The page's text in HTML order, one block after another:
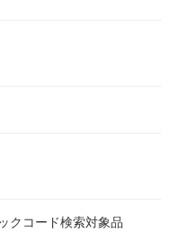
クコード検索対象品